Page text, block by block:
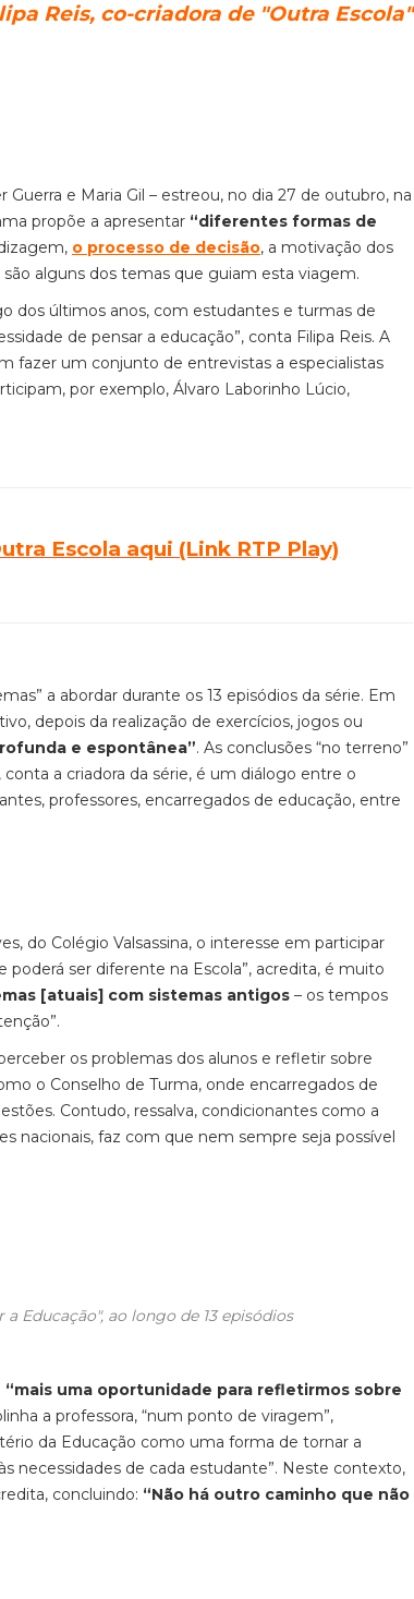
Reis, co-criadora de "Outra Escola"
Guerra e Maria Gil – estreou, no dia 27 de outubro, na
propõe a apresentar “diferentes formas de
o processo de decisão, a motivação dos
alguns dos temas que guiam esta viagem.
dos últimos anos, com estudantes e turmas de
de pensar a educação”, conta Filipa Reis. A
fazer um conjunto de entrevistas a especialistas
por exemplo, Álvaro Laborinho Lúcio,
Escola aqui (Link RTP Play)
a abordar durante os 13 episódios da série. Em
depois da realização de exercícios, jogos ou
e espontânea”. As conclusões “no terreno”
a criadora da série, é um diálogo entre o
professores, encarregados de educação, entre
do Colégio Valsassina, o interesse em participar
poderá ser diferente na Escola”, acredita, é muito
[atuais] com sistemas antigos – os tempos
os problemas dos alunos e refletir sobre
o Conselho de Turma, onde encarregados de
Contudo, ressalva, condicionantes como a
nacionais, faz com que nem sempre seja possível
Educação", ao longo de 13 episódios
“mais uma oportunidade para refletirmos sobre
a professora, “num ponto de viragem”,
da Educação como uma forma de tornar a
necessidades de cada estudante”. Neste contexto,
concluindo: “Não há outro caminho que não